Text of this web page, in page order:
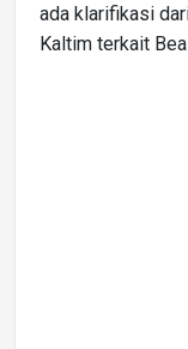
ada klarifikasi
Kaltim terkait